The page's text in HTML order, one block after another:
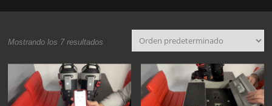
Mostrando los 7 resultados